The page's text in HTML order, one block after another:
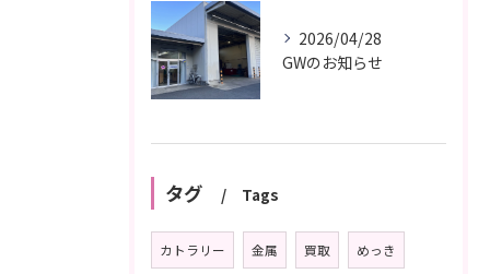
2026/04/28
GWのお知らせ
タグ Tags
カトラリー 金属 買取 めっき